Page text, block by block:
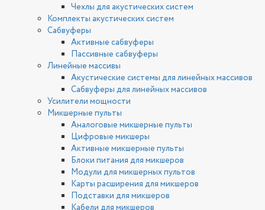
Чехлы для акустических систем
Комплекты акустических систем
Сабвуферы
Активные сабвуферы
Пассивные сабвуферы
Линейные массивы
Акустические системы для линейных массивов
Сабвуферы для линейных массивов
Усилители мощности
Микшерные пульты
Аналоговые микшерные пульты
Цифровые микшеры
Активные микшерные пульты
Блоки питания для микшеров
Модули для микшерных пультов
Карты расширения для микшеров
Подставки для микшеров
Кабели для микшеров